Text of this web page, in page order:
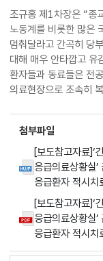
조규홍 제1차장은 “종
노동계를 비롯한 많은
멈춰달라고 간곡히 당
대해 매우 안타깝고 유
환자들과 동료들은 전
의료현장으로 조속히
첨부파일
[보도참고자료]‘
응급의료상황실
응급환자 적시
[보도참고자료]‘
응급의료상황실
응급환자 적시